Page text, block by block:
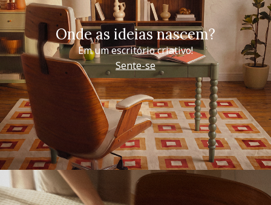
Onde as ideias nascem?
Em um escritório criativo!
Sente-se